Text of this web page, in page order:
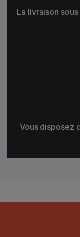
La livraison
Vous disposez